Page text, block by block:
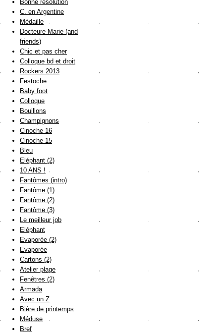
Bonne résolution
C. en Argentine
Médaille
Docteure Marie (and
friends)
Chic et pas cher
Colloque bd et droit
Rockers 2013
Festoche
Baby foot
Colloque
Bouillons
Champignons
Cinoche 16
Cinoche 15
Bleu
Eléphant (2)
10 ANS !
Fantômes (intro)
Fantôme (1)
Fantôme (2)
Fantôme (3)
Le meilleur job
Eléphant
Evaporée (2)
Evaporée
Cartons (2)
Atelier plage
Fenêtres (2)
Armada
Avec un Z
Bière de printemps
Méduse
Bref